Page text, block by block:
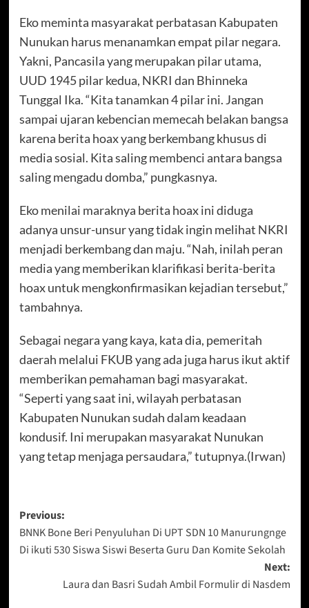
Eko meminta masyarakat perbatasan Kabupaten
Nunukan harus menanamkan empat pilar negara.
Yakni, Pancasila yang merupakan pilar utama,
UUD 1945 pilar kedua, NKRI dan Bhinneka
Tunggal Ika. “Kita tanamkan 4 pilar ini. Jangan
sampai ujaran kebencian memecah belakan bangsa
karena berita hoax yang berkembang khusus di
media sosial. Kita saling membenci antara bangsa
saling mengadu domba,” pungkasnya.
Eko menilai maraknya berita hoax ini diduga
adanya unsur-unsur yang tidak ingin melihat NKRI
menjadi berkembang dan maju. “Nah, inilah peran
media yang memberikan klarifikasi berita-berita
hoax untuk mengkonfirmasikan kejadian tersebut,”
tambahnya.
Sebagai negara yang kaya, kata dia, pemeritah
daerah melalui FKUB yang ada juga harus ikut aktif
memberikan pemahaman bagi masyarakat.
“Seperti yang saat ini, wilayah perbatasan
Kabupaten Nunukan sudah dalam keadaan
kondusif. Ini merupakan masyarakat Nunukan
yang tetap menjaga persaudara,” tutupnya.(Irwan)
Post
navigation
Previous:
BNNK Bone Beri Penyuluhan Di UPT SDN 10 Manurungnge
Di ikuti 530 Siswa Siswi Beserta Guru Dan Komite Sekolah
Next:
Laura dan Basri Sudah Ambil Formulir di Nasdem